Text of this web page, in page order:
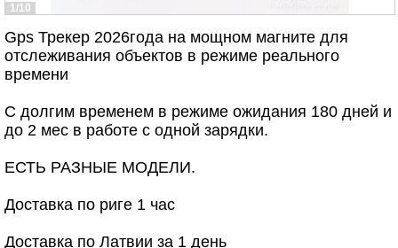
1/10
Gps Трекер 2026года на мощном магните для
отслеживания объектов в режиме реального
времени
С долгим временем в режиме ожидания 180 дней и
до 2 мес в работе с одной зарядки.
ЕСТЬ РАЗНЫЕ МОДЕЛИ.
Доставка по риге 1 час
Доставка по Латвии за 1 день